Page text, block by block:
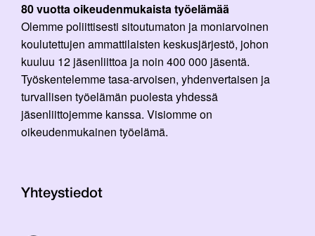
80 vuotta oikeudenmukaista työelämää
Olemme poliittisesti sitoutumaton ja moniarvoinen
koulutettujen ammattilaisten keskusjärjestö, johon
kuuluu 12 jäsenliittoa ja noin 400 000 jäsentä.
Työskentelemme tasa-arvoisen, yhdenvertaisen ja
turvallisen työelämän puolesta yhdessä
jäsenliittojemme kanssa. Visiomme on
oikeudenmukainen työelämä.
Yhteystiedot